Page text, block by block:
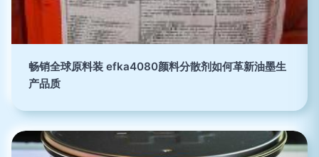
畅销全球原料装 efka4080颜料分散剂如何革新油墨生
产品质